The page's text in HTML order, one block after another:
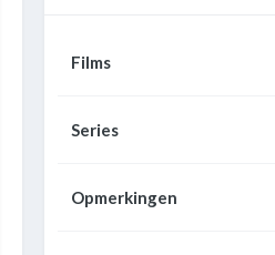
Films
Series
Opmerkingen